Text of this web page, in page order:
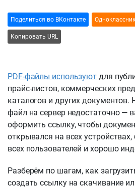
Поделиться во ВКонтакте
Копировать URL
PDF-файлы используют для
прайс-листов, коммерческих
каталогов и других документов.
файл на сервер недостаточно —
оформить ссылку, чтобы
открывался на всех
всех пользователей и хорошо
Разберём по шагам, как
создать ссылку на скачивание